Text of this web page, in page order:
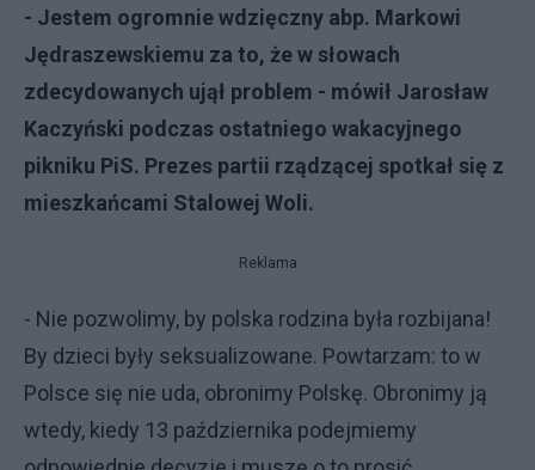
- Jestem ogromnie wdzięczny abp. Markowi
Jędraszewskiemu za to, że w słowach
zdecydowanych ujął problem - mówił Jarosław
Kaczyński podczas ostatniego wakacyjnego
pikniku PiS. Prezes partii rządzącej spotkał się z
mieszkańcami Stalowej Woli.
Reklama
- Nie pozwolimy, by polska rodzina była rozbijana!
By dzieci były seksualizowane. Powtarzam: to w
Polsce się nie uda, obronimy Polskę. Obronimy ją
wtedy, kiedy 13 października podejmiemy